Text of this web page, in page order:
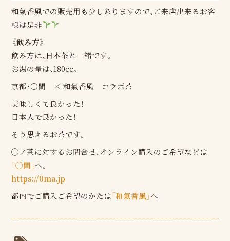
和氣香風での販売用も少しありますので、ご来店出来るお客
様は是非
《飲み方》
飲み方は、日本茶と一緒です。
お湯の量は、180cc。
京都・○間 × 和氣香風 コラボ茶
美味しくて良かった！
日本人で良かった！
そう思えるお茶です。
◯ノ茶に対するお問合せ、オンライン購入のご希望などは
「◯間」へ。
https://0ma.jp
都内でご購入ご希望のかたは「和氣香風」へ